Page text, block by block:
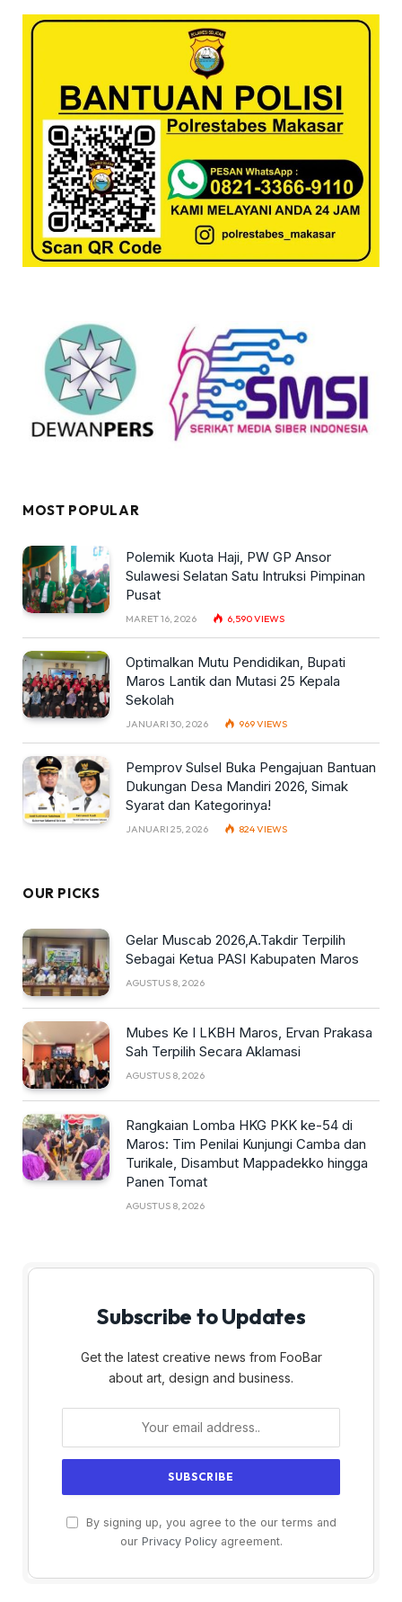
MOST POPULAR
Polemik Kuota Haji, PW GP Ansor
Sulawesi Selatan Satu Intruksi Pimpinan
Pusat
MARET 16, 2026 6,590VIEWS
Optimalkan Mutu Pendidikan, Bupati
Maros Lantik dan Mutasi 25 Kepala
Sekolah
JANUARI 30, 2026 969VIEWS
Pemprov Sulsel Buka Pengajuan Bantuan
Dukungan Desa Mandiri 2026, Simak
Syarat dan Kategorinya!
JANUARI 25, 2026 824VIEWS
OUR PICKS
Gelar Muscab 2026,A.Takdir Terpilih
Sebagai Ketua PASI Kabupaten Maros
AGUSTUS 8, 2026
Mubes Ke I LKBH Maros, Ervan Prakasa
Sah Terpilih Secara Aklamasi
AGUSTUS 8, 2026
Rangkaian Lomba HKG PKK ke-54 di
Maros: Tim Penilai Kunjungi Camba dan
Turikale, Disambut Mappadekko hingga
Panen Tomat
AGUSTUS 8, 2026
Subscribe to Updates
Get the latest creative news from FooBar
about art, design and business.
By signing up, you agree to the our terms and
our Privacy Policyagreement.